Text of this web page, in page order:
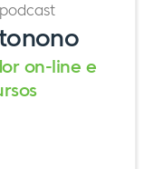
on-line e